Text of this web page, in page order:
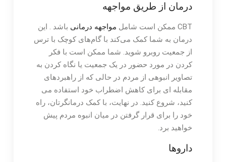
درمان از طریق مواجهه
CBT ممکن است شامل مواجهه درمانی باشد . این
درمان به شما کمک می‌کند با گام‌های کوچک با ترس
از جمعیت روبرو شوید. شما ممکن است با فکر
کردن در مورد حضور در یک جمعیت یا نگاه کردن به
تصاویر انبوهی از مردم در حالی که از راهبردهای
مقابله ای برای کاهش اضطراب خود استفاده می
کنید، شروع کنید. در نهایت، با کمک درمانگرتان، راه
خود را برای قرار گرفتن در میان انبوه مردم پیش
خواهید برد.
داروها